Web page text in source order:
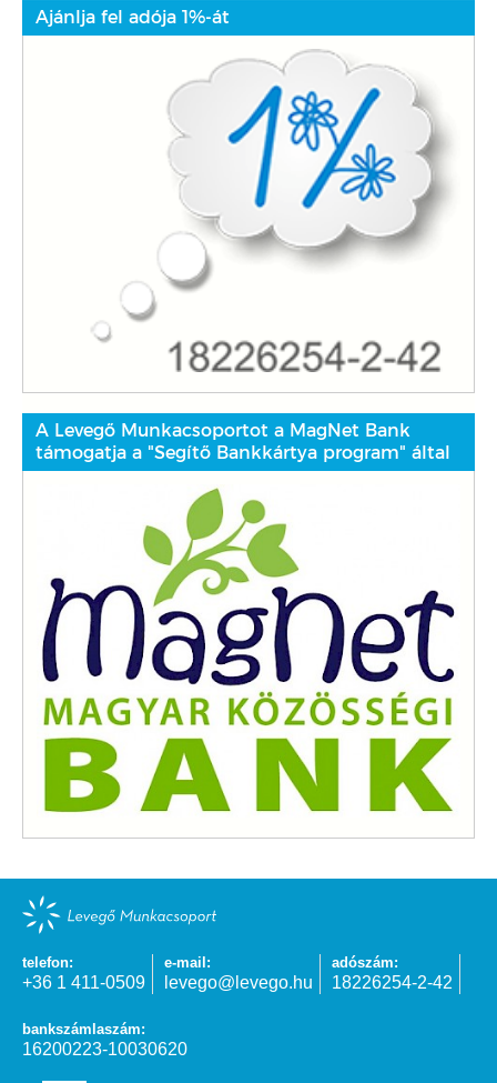
Ajánlja fel adója 1%-át
A Levegő Munkacsoportot a MagNet Bank
támogatja a "Segítő Bankkártya program" által
telefon:
+36 1 411-0509
e-mail:
levego@levego.hu
adószám:
18226254-2-42
bankszámlaszám:
16200223-10030620